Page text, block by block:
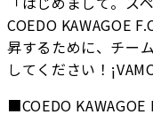
COEDO KAWAGOE
昇するために、チー
してください！
■COEDO KAWAGOE